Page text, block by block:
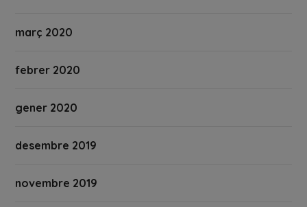
març 2020
febrer 2020
gener 2020
desembre 2019
novembre 2019